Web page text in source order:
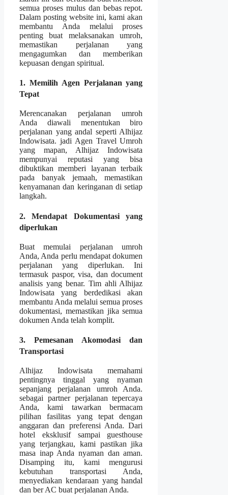
semua proses mulus dan bebas repot.
Dalam posting website ini, kami akan
membantu Anda melalui proses
penting buat melaksanakan umroh,
memastikan perjalanan yang
mengagumkan dan memberikan
kepuasan dengan spiritual.
1. Memilih Agen Perjalanan yang
Tepat
Merencanakan perjalanan umroh
Anda diawali menentukan biro
perjalanan yang andal seperti Alhijaz
Indowisata. jadi Agen Travel Umroh
yang mapan, Alhijaz Indowisata
mempunyai reputasi yang bisa
dibuktikan memberi layanan terbaik
pada banyak jemaah, memastikan
kenyamanan dan keringanan di setiap
langkah.
2. Mendapat Dokumentasi yang
diperlukan
Buat memulai perjalanan umroh
Anda, Anda perlu mendapat dokumen
perjalanan yang diperlukan. Ini
termasuk paspor, visa, dan document
analisis yang benar. Tim ahli Alhijaz
Indowisata yang berdedikasi akan
membantu Anda melalui semua proses
dokumentasi, memastikan jika semua
dokumen Anda telah komplit.
3. Pemesanan Akomodasi dan
Transportasi
Alhijaz Indowisata memahami
pentingnya tinggal yang nyaman
sepanjang perjalanan umroh Anda.
sebagai partner perjalanan tepercaya
Anda, kami tawarkan bermacam
pilihan fasilitas yang tepat dengan
anggaran dan preferensi Anda. Dari
hotel eksklusif sampai guesthouse
yang terjangkau, kami pastikan jika
masa inap Anda nyaman dan aman.
Disamping itu, kami mengurusi
kebutuhan transportasi Anda,
menyediakan kendaraan yang handal
dan ber AC buat perjalanan Anda.